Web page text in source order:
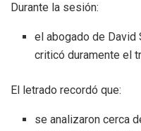
Durante la sesión:
el abogado de David
criticó duramente el
El letrado recordó que:
se analizaron cerca